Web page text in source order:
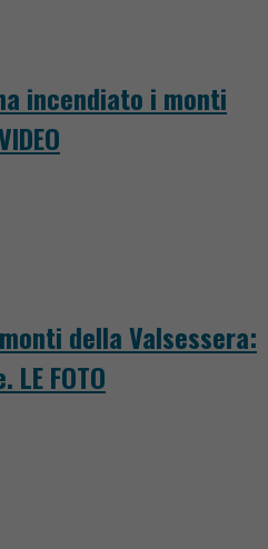
incendiato i monti
della Valsessera:
FOTO